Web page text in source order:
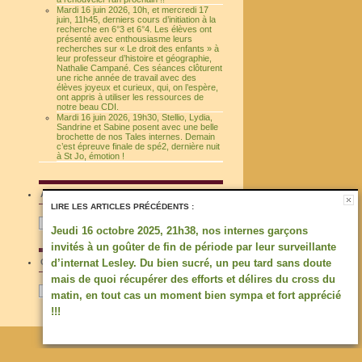
Mardi 16 juin 2026, 10h, et mercredi 17
juin, 11h45, derniers cours d’initiation à la
recherche en 6°3 et 6°4. Les élèves ont
présenté avec enthousiasme leurs
recherches sur « Le droit des enfants » à
leur professeur d’histoire et géographie,
Nathalie Campané. Ces séances clôturent
une riche année de travail avec des
élèves joyeux et curieux, qui, on l’espère,
ont appris à utiliser les ressources de
notre beau CDI.
Mardi 16 juin 2026, 19h30, Stellio, Lydia,
Sandrine et Sabine posent avec une belle
brochette de nos Tales internes. Demain
c’est épreuve finale de spé2, dernière nuit
à St Jo, émotion !
ARCHIVES
Archives
CATÉGORIES
Catégories
LIRE LES ARTICLES PRÉCÉDENTS :
Jeudi 16 octobre 2025, 21h38, nos internes garçons
invités à un goûter de fin de période par leur surveillante
d’internat Lesley. Du bien sucré, un peu tard sans doute
mais de quoi récupérer des efforts et délires du cross du
matin, en tout cas un moment bien sympa et fort apprécié
!!!